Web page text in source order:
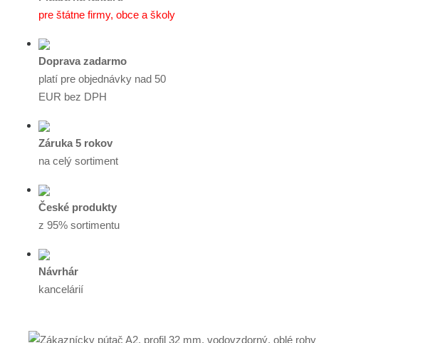
pre štátne firmy, obce a školy
Doprava zadarmo
platí pre objednávky nad 50
EUR bez DPH
Záruka 5 rokov
na celý sortiment
České produkty
z 95% sortimentu
Návrhár
kancelárií